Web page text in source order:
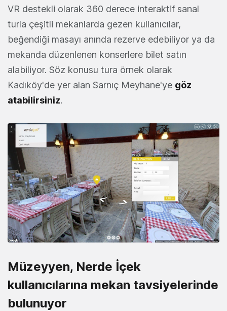
VR destekli olarak 360 derece interaktif sanal
turla çeşitli mekanlarda gezen kullanıcılar,
beğendiği masayı anında rezerve edebiliyor ya da
mekanda düzenlenen konserlere bilet satın
alabiliyor. Söz konusu tura örnek olarak
Kadıköy'de yer alan Sarnıç Meyhane'ye göz
atabilirsiniz.
Müzeyyen, Nerde İçek
kullanıcılarına mekan tavsiyelerinde
bulunuyor